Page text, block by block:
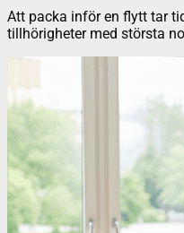
Att packa inför en flytt tar
tillhörigheter med största